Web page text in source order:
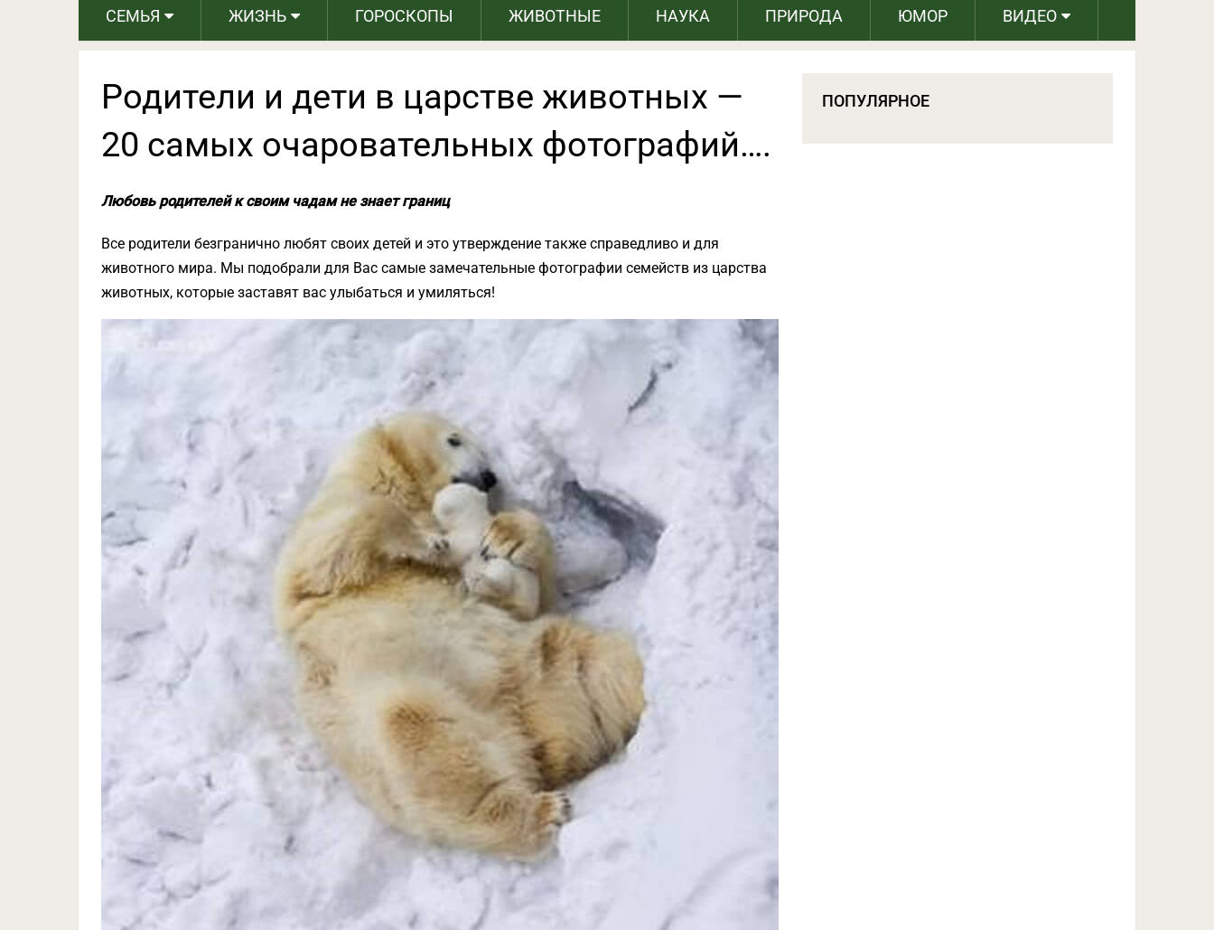
СЕМЬЯ ЖИЗНЬ ГОРОСКОПЫ ЖИВОТНЫЕ НАУКА ПРИРОДА ЮМОР ВИДЕО
Родители и дети в царстве животных —
20 самых очаровательных фотографий….
Любовь родителей к своим чадам не знает границ
Все родители безгранично любят своих детей и это утверждение также справедливо и для
животного мира. Мы подобрали для Вас самые замечательные фотографии семейств из царства
животных, которые заставят вас улыбаться и умиляться!
ПОПУЛЯРНОЕ